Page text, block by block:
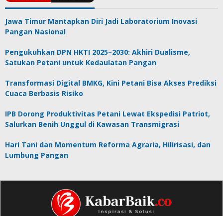
Jawa Timur Mantapkan Diri Jadi Laboratorium Inovasi
Pangan Nasional
Pengukuhkan DPN HKTI 2025–2030: Akhiri Dualisme,
Satukan Petani untuk Kedaulatan Pangan
Transformasi Digital BMKG, Kini Petani Bisa Akses Prediksi
Cuaca Berbasis Risiko
IPB Dorong Produktivitas Petani Lewat Ekspedisi Patriot,
Salurkan Benih Unggul di Kawasan Transmigrasi
Hari Tani dan Momentum Reforma Agraria, Hilirisasi, dan
Lumbung Pangan